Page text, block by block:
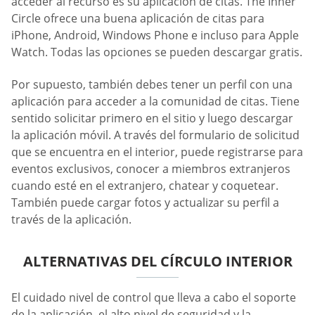
Circle ofrece una buena aplicación de citas para
iPhone, Android, Windows Phone e incluso para Apple
Watch. Todas las opciones se pueden descargar gratis.
Por supuesto, también debes tener un perfil con una
aplicación para acceder a la comunidad de citas. Tiene
sentido solicitar primero en el sitio y luego descargar
la aplicación móvil. A través del formulario de solicitud
que se encuentra en el interior, puede registrarse para
eventos exclusivos, conocer a miembros extranjeros
cuando esté en el extranjero, chatear y coquetear.
También puede cargar fotos y actualizar su perfil a
través de la aplicación.
ALTERNATIVAS DEL CÍRCULO INTERIOR
El cuidado nivel de control que lleva a cabo el soporte